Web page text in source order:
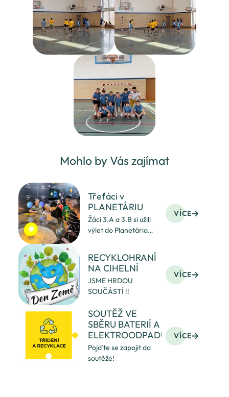
Mohlo by Vás zajímat
Třeťáci v
PLANETÁRIU
Žáci 3.A a 3.B si užili
výlet do Planetária
VÍCE
RECYKLOHRANÍ
NA CIHELNÍ
JSME HRDOU
SOUČÁSTÍ !!
VÍCE
SOUTĚŽ VE
SBĚRU BATERIÍ A
ELEKTROODPADU
Pojďte se zapojit do
soutěže!
VÍCE